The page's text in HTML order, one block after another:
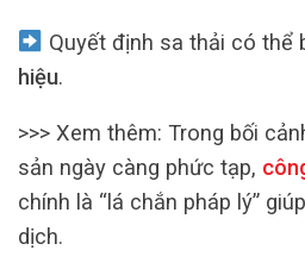
Quyết định sa thải có thể
hiệu.
>>> Xem thêm: Trong bối
sản ngày càng phức tạp,
chính là “lá chắn pháp lý”
dịch.